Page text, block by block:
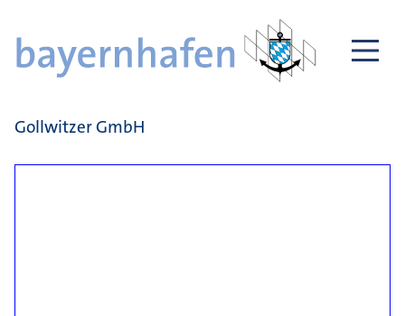
Gollwitzer GmbH